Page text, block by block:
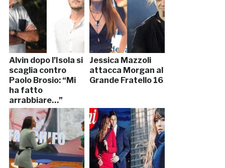
Alvin dopo l’Isola si
scaglia contro
Paolo Brosio: “Mi
ha fatto
arrabbiare…”
Jessica Mazzoli
attacca Morgan al
Grande Fratello 16